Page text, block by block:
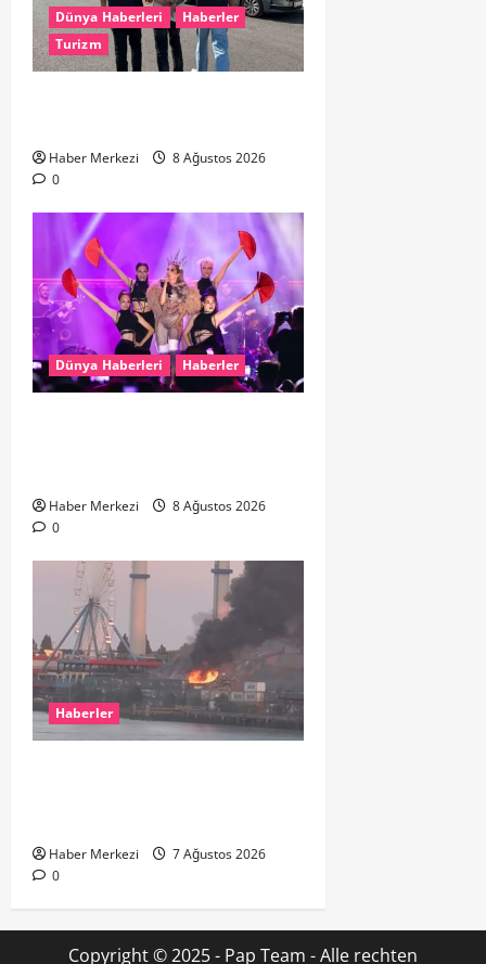
Dünya Haberleri
Haberler
Turizm
Haber Merkezi
8 Ağustos 2026
0
Dünya Haberleri Haberler
Haber Merkezi
8 Ağustos 2026
0
Haberler
Haber Merkezi
7 Ağustos 2026
0
Copyright © 2025 - Pap Team - Alle rechten